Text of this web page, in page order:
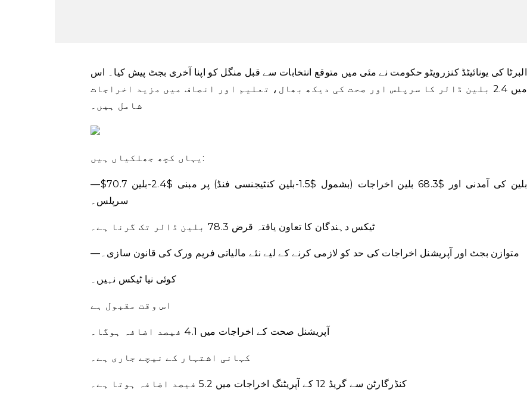
البرٹا کی یونائیٹڈ کنزرویٹو حکومت نے مئی میں متوقع انتخابات سے قبل منگل کو اپنا آخری بجٹ پیش کیا۔ اس
میں 2.4 بلین ڈالر کا سرپلس اور صحت کی دیکھ بھال، تعلیم اور انصاف میں مزید اخراجات
شامل ہیں۔
یہاں کچھ جھلکیاں ہیں:
⁠—$70.7 بلین کی آمدنی اور $68.3 بلین اخراجات (بشمول $1.5-بلین کنٹیجنسی فنڈ) پر مبنی $2.4-بلین
سرپلس۔
ٹیکس دہندگان کا تعاون یافتہ قرض 78.3 بلین ڈالر تک گرنا ہے۔
⁠—متوازن بجٹ اور آپریشنل اخراجات کی حد کو لازمی کرنے کے لیے نئے مالیاتی فریم ورک کی قانون سازی۔
کوئی نیا ٹیکس نہیں۔
اس وقت مقبول ہے
آپریشنل صحت کے اخراجات میں 4.1 فیصد اضافہ ہوگا۔
کہانی اشتہار کے نیچے جاری ہے۔
کنڈرگارٹن سے گریڈ 12 کے آپریٹنگ اخراجات میں 5.2 فیصد اضافہ ہوتا ہے۔